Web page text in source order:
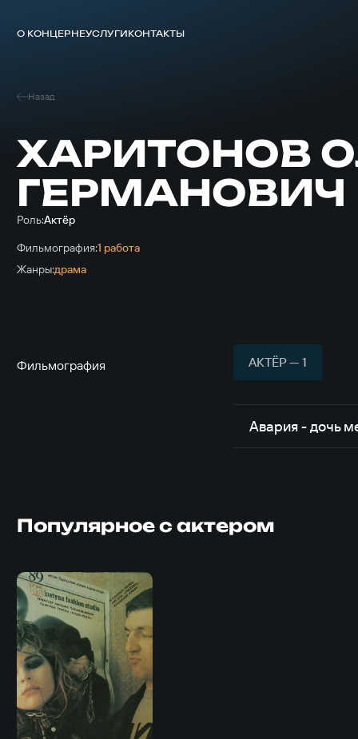
О КОНЦЕРНЕУСЛУГИКОНТАКТЫ
Назад
ХАРИТОНОВ
ГЕРМАНОВИЧ
Роль:Актёр
Фильмография:1 работа
Жанры:драма
Фильмография АКТЁР — 1
Авария - дочь
Популярное с актером